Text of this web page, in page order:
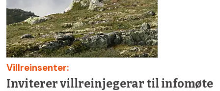
Villreinsenter:
Inviterer villreinjegerar til infomøte